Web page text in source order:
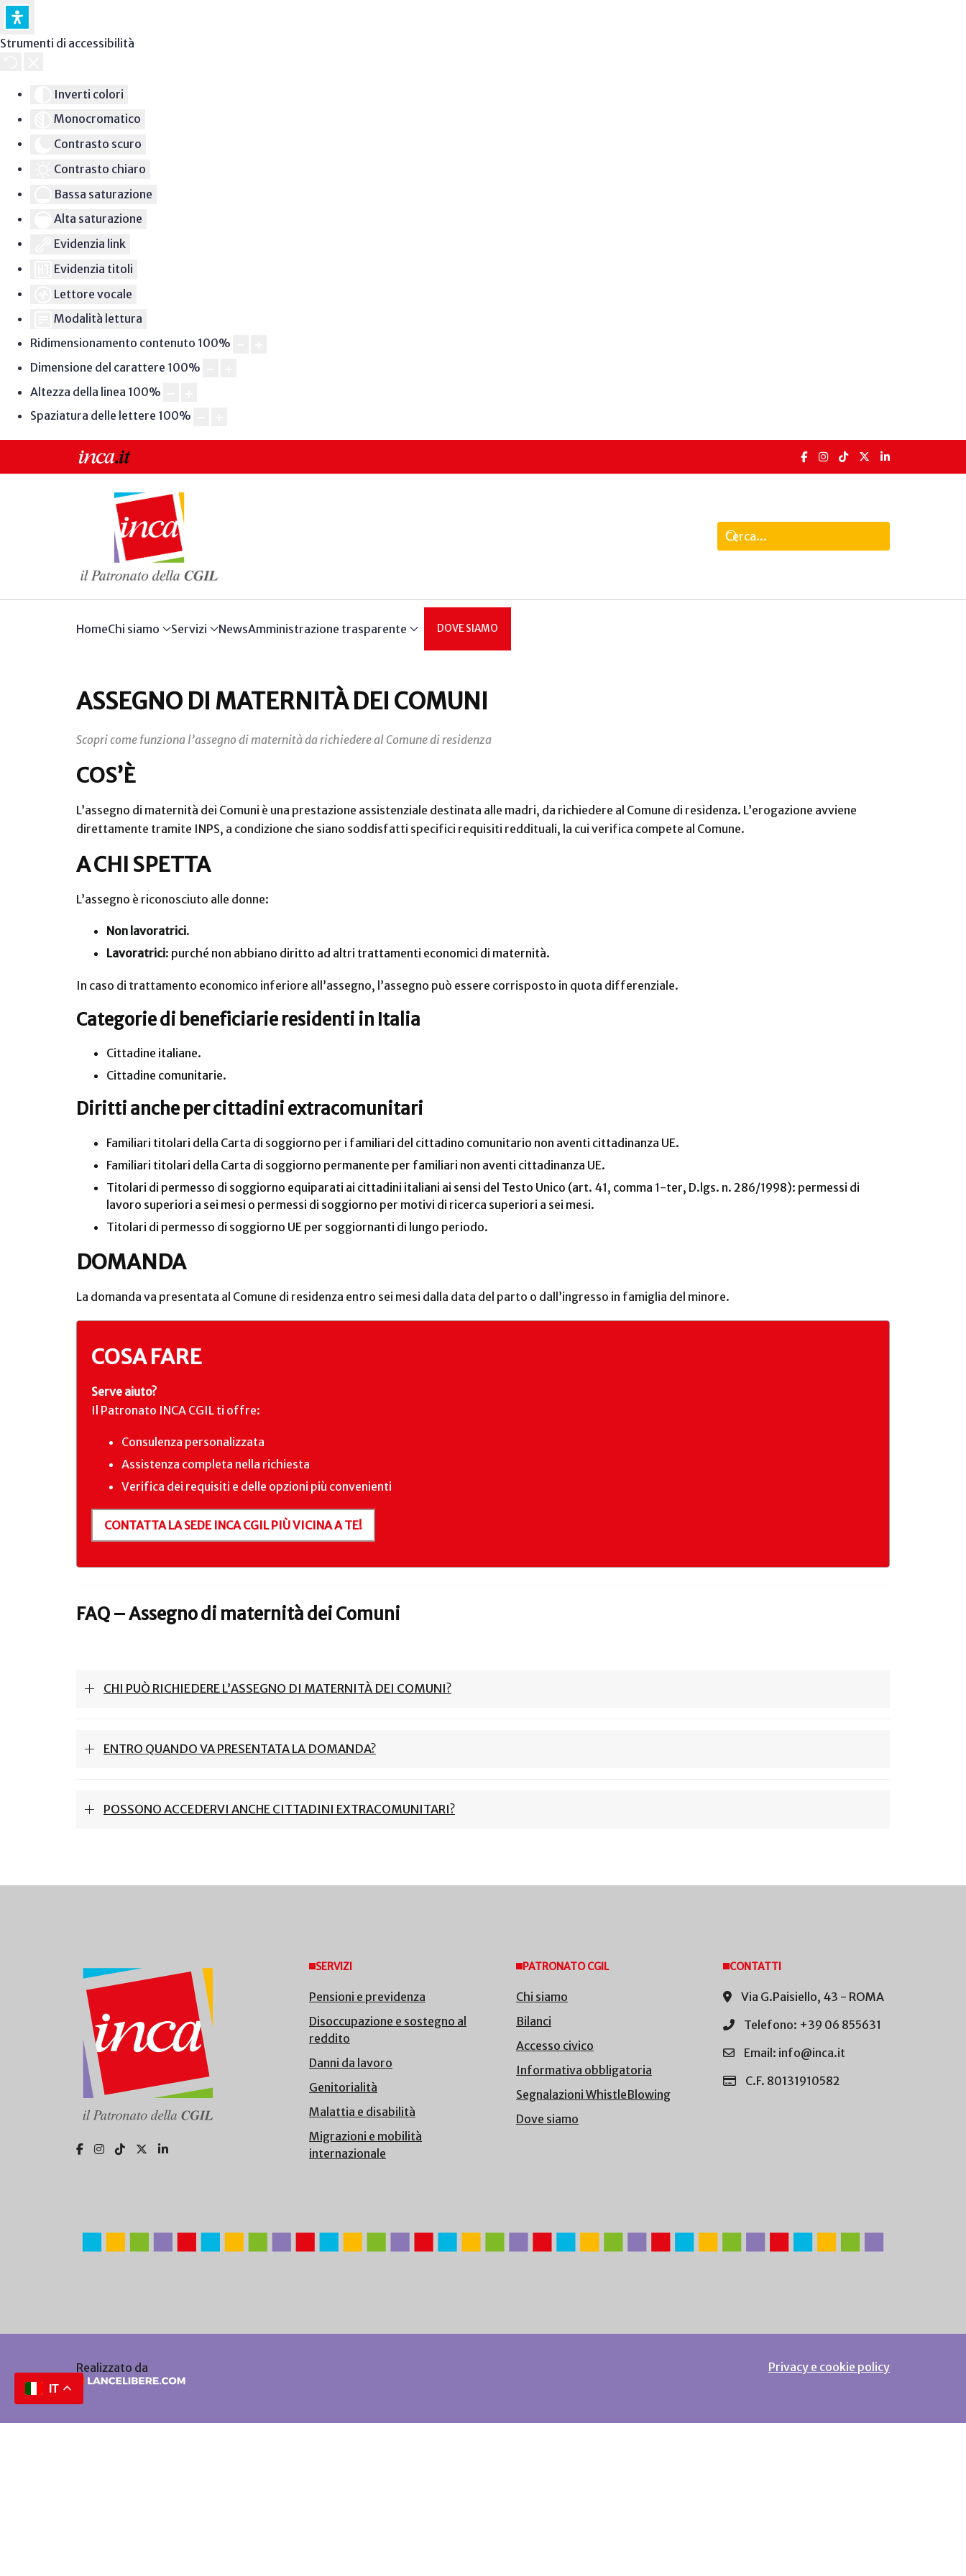
Strumenti di accessibilità
Inverti colori
Monocromatico
Contrasto scuro
Contrasto chiaro
Bassa saturazione
Alta saturazione
Evidenzia link
Evidenzia titoli
Lettore vocale
Modalità lettura
Ridimensionamento contenuto 100%
Dimensione del carattere 100%
Altezza della linea 100%
Spaziatura delle lettere 100%
HomeChi siamo Servizi NewsAmministrazione trasparente DOVE SIAMO
ASSEGNO DI MATERNITÀ DEI COMUNI
Scopri come funziona l’assegno di maternità da richiedere al Comune di residenza
COS’È
L’assegno di maternità dei Comuni è una prestazione assistenziale destinata alle madri, da richiedere al Comune di residenza. L’erogazione avviene
direttamente tramite INPS, a condizione che siano soddisfatti specifici requisiti reddituali, la cui verifica compete al Comune.
A CHI SPETTA
L’assegno è riconosciuto alle donne:
Non lavoratrici.
Lavoratrici: purché non abbiano diritto ad altri trattamenti economici di maternità.
In caso di trattamento economico inferiore all’assegno, l’assegno può essere corrisposto in quota differenziale.
Categorie di beneficiarie residenti in Italia
Cittadine italiane.
Cittadine comunitarie.
Diritti anche per cittadini extracomunitari
Familiari titolari della Carta di soggiorno per i familiari del cittadino comunitario non aventi cittadinanza UE.
Familiari titolari della Carta di soggiorno permanente per familiari non aventi cittadinanza UE.
Titolari di permesso di soggiorno equiparati ai cittadini italiani ai sensi del Testo Unico (art. 41, comma 1-ter, D.lgs. n. 286/1998): permessi di
lavoro superiori a sei mesi o permessi di soggiorno per motivi di ricerca superiori a sei mesi.
Titolari di permesso di soggiorno UE per soggiornanti di lungo periodo.
DOMANDA
La domanda va presentata al Comune di residenza entro sei mesi dalla data del parto o dall’ingresso in famiglia del minore.
COSA FARE
Serve aiuto?
Il Patronato INCA CGIL ti offre:
Consulenza personalizzata
Assistenza completa nella richiesta
Verifica dei requisiti e delle opzioni più convenienti
CONTATTA LA SEDE INCA CGIL PIÙ VICINA A TE!
FAQ – Assegno di maternità dei Comuni
CHI PUÒ RICHIEDERE L’ASSEGNO DI MATERNITÀ DEI COMUNI?
ENTRO QUANDO VA PRESENTATA LA DOMANDA?
POSSONO ACCEDERVI ANCHE CITTADINI EXTRACOMUNITARI?
SERVIZI
Pensioni e previdenza
Disoccupazione e sostegno al
reddito
Danni da lavoro
Genitorialità
Malattia e disabilità
Migrazioni e mobilità
internazionale
PATRONATO CGIL
Chi siamo
Bilanci
Accesso civico
Informativa obbligatoria
Segnalazioni WhistleBlowing
Dove siamo
CONTATTI
Via G.Paisiello, 43 - ROMA
Telefono: +39 06 855631
Email: info@inca.it
C.F. 80131910582
Realizzato da Privacy e cookie policy
IT